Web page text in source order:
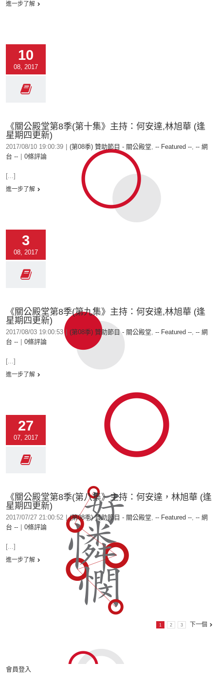
進一步了解
10
08, 2017
《關公殿堂第8季(第十集》主持：何安達,林旭華 (逢
星期四更新)
2017/08/10 19:00:39 (第08季) 贊助節目 - 關公殿堂, -- Featured --, -- 網
台 --
0條評論
[...]
進一步了解
3
08, 2017
《關公殿堂第8季(第九集》主持：何安達,林旭華 (逢
星期四更新)
2017/08/03 19:00:53 (第08季) 贊助節目 - 關公殿堂, -- Featured --, -- 網
台 --
0條評論
[...]
進一步了解
27
07, 2017
《關公殿堂第8季(第八集》主持：何安達，林旭華 (逢
星期四更新)
2017/07/27 21:00:52 (第08季) 贊助節目 - 關公殿堂, -- Featured --, -- 網
台 --
0條評論
[...]
進一步了解
1 2 3 下一個
會員登入